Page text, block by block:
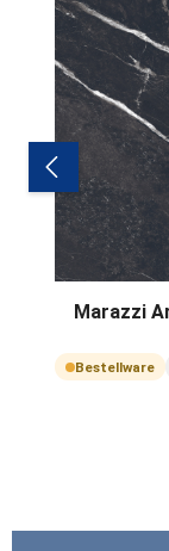
Marazzi
Bestellware